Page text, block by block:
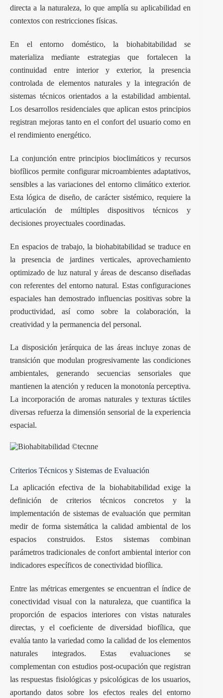
directa a la naturaleza, lo que amplía su aplicabilidad en
contextos con restricciones físicas.
En el entorno doméstico, la biohabitabilidad se
materializa mediante estrategias que fortalecen la
continuidad entre interior y exterior, la presencia
controlada de elementos naturales y la integración de
sistemas técnicos orientados a la estabilidad ambiental.
Los desarrollos residenciales que aplican estos principios
registran mejoras tanto en el confort del usuario como en
el rendimiento energético.
La conjunción entre principios bioclimáticos y recursos
biofílicos permite configurar microambientes adaptativos,
sensibles a las variaciones del entorno climático exterior.
Esta lógica de diseño, de carácter sistémico, requiere la
articulación de múltiples dispositivos técnicos y
decisiones proyectuales coordinadas.
En espacios de trabajo, la biohabitabilidad se traduce en
la presencia de jardines verticales, aprovechamiento
optimizado de luz natural y áreas de descanso diseñadas
con referentes del entorno natural. Estas configuraciones
espaciales han demostrado influencias positivas sobre la
productividad, así como sobre la colaboración, la
creatividad y la permanencia del personal.
La disposición jerárquica de las áreas incluye zonas de
transición que modulan progresivamente las condiciones
ambientales, generando secuencias sensoriales que
mantienen la atención y reducen la monotonía perceptiva.
La incorporación de aromas naturales y texturas táctiles
diversas refuerza la dimensión sensorial de la experiencia
espacial.
Criterios Técnicos y Sistemas de Evaluación
La aplicación efectiva de la biohabitabilidad exige la
definición de criterios técnicos concretos y la
implementación de sistemas de evaluación que permitan
medir de forma sistemática la calidad ambiental de los
espacios construidos. Estos sistemas combinan
parámetros tradicionales de confort ambiental interior con
indicadores específicos de conectividad biofílica.
Entre las métricas emergentes se encuentran el índice de
conectividad visual con la naturaleza, que cuantifica la
proporción de espacios interiores con vistas naturales
directas, y el coeficiente de diversidad biofílica, que
evalúa tanto la variedad como la calidad de los elementos
naturales integrados. Estas evaluaciones se
complementan con estudios post-ocupación que registran
las respuestas fisiológicas y psicológicas de los usuarios,
aportando datos sobre los efectos reales del entorno